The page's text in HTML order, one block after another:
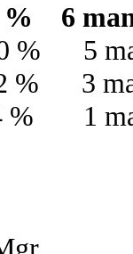
% 6
% 5
% 3
1